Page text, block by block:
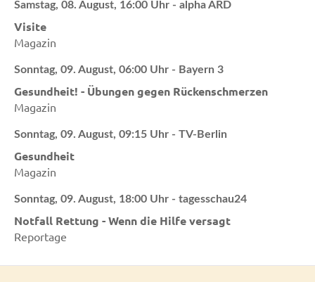
Samstag, 08. August, 16:00 Uhr - alpha ARD
Visite
Magazin
Sonntag, 09. August, 06:00 Uhr - Bayern 3
Gesundheit! - Übungen gegen Rückenschmerzen
Magazin
Sonntag, 09. August, 09:15 Uhr - TV-Berlin
Gesundheit
Magazin
Sonntag, 09. August, 18:00 Uhr - tagesschau24
Notfall Rettung - Wenn die Hilfe versagt
Reportage